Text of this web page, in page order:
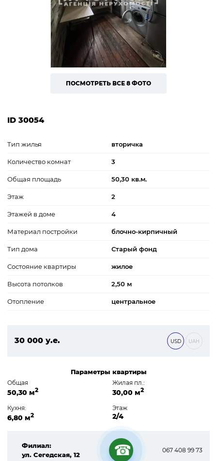
ПОСМОТРЕТЬ ВСЕ 8 ФОТО
ID 30054
Тип жилья вторичка
Количество комнат 3
Общая площадь 50,30 кв.м.
Этаж 2
Этажей в доме 4
Материал постройки блочно-кирпичный
Тип дома Старый фонд
Состояние квартиры жилое
Высота потолков 2,50 м
Отопление центральное
30 000 у.е.
USD UAH
Параметры квартиры
Общая
50,30 м2
Жилая пл.:
30,00 м2
Кухня:
6,80 м2
Этаж
2/4
Филиал:
ул. Сегедская, 12
067 408 99 73